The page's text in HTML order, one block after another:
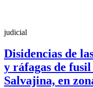
judicial
Disidencias de
y ráfagas de
Salvajina, en